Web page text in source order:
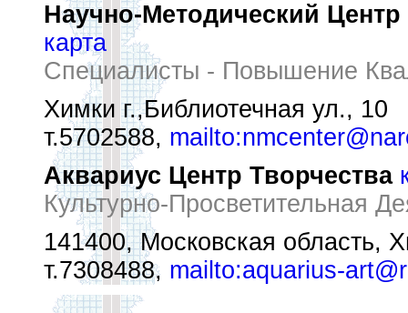
Научно-Методический
карта
Специалисты - Повышение
Химки г.,Библиотечная ул., 10
т.5702588,
Аквариус Центр Творчества
Культурно-Просветительная
141400, Московская область,
т.7308488, mailto:aquarius-